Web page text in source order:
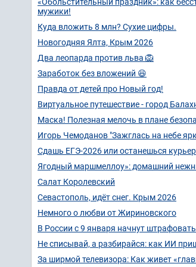
мужики!
Куда вложить 8 млн? Сухие цифры.
Новогодняя Ялта, Крым 2026
Два леопарда против льва 🦁
Заработок без вложений 😆
Правда от детей про Новый год!
Виртуальное путешествие - город
Маска! Полезная мелочь в плане
Игорь Чемоданов "Зажглась на небе
Сдашь ЕГЭ-2026 или останешься
Ягодный маршмеллоу»: домашний
Салат Королевский
Севастополь, идёт снег. Крым 2026
Немного о любви от Жириновского
В России с 9 января начнут
Не списывай, а разбирайся: как ИИ
За ширмой телевизора: Как живет